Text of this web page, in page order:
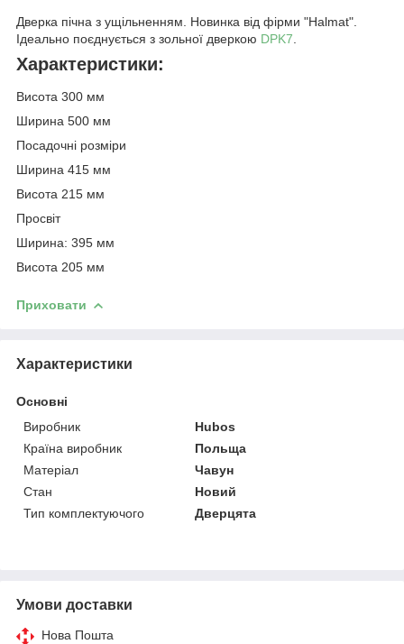
Дверка пічна з ущільненням. Новинка від фірми "Halmat".
Ідеально поєднується з зольної дверкою DPK7.
Характеристики:
Висота 300 мм
Ширина 500 мм
Посадочні розміри
Ширина 415 мм
Висота 215 мм
Просвіт
Ширина: 395 мм
Висота 205 мм
Приховати
Характеристики
Основні
Виробник
Hubos
Країна виробник
Польща
Матеріал
Чавун
Стан
Новий
Тип комплектуючого
Дверцята
Умови доставки
Нова Пошта